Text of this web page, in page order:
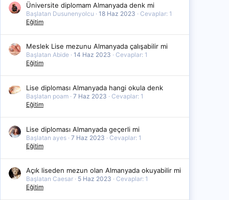
Üniversite diplomam Almanyada denk mi
Başlatan Dusunenyolcu 18 Haz 2023
Cevaplar: 1
Eğitim
Meslek Lise mezunu Almanyada çalışabilir mi
Başlatan Abide 14 Haz 2023
Cevaplar: 1
Eğitim
Lise diploması Almanyada hangi okula denk
Başlatan poam 7 Haz 2023
Cevaplar: 1
Eğitim
Lise diploması Almanyada geçerli mi
Başlatan ayes 7 Haz 2023
Cevaplar: 1
Eğitim
Açık liseden mezun olan Almanyada okuyabilir mi
Başlatan Caesar 5 Haz 2023
Cevaplar: 1
Eğitim